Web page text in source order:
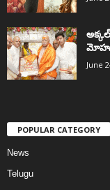
June
POPULAR CATEGORY
News
Telugu